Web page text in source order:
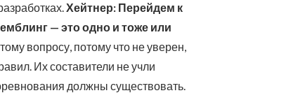
Хейтнер: Перейдем к
— это одно и тоже или
вопросу, потому что не уверен,
Их составители не учли
должны существовать.